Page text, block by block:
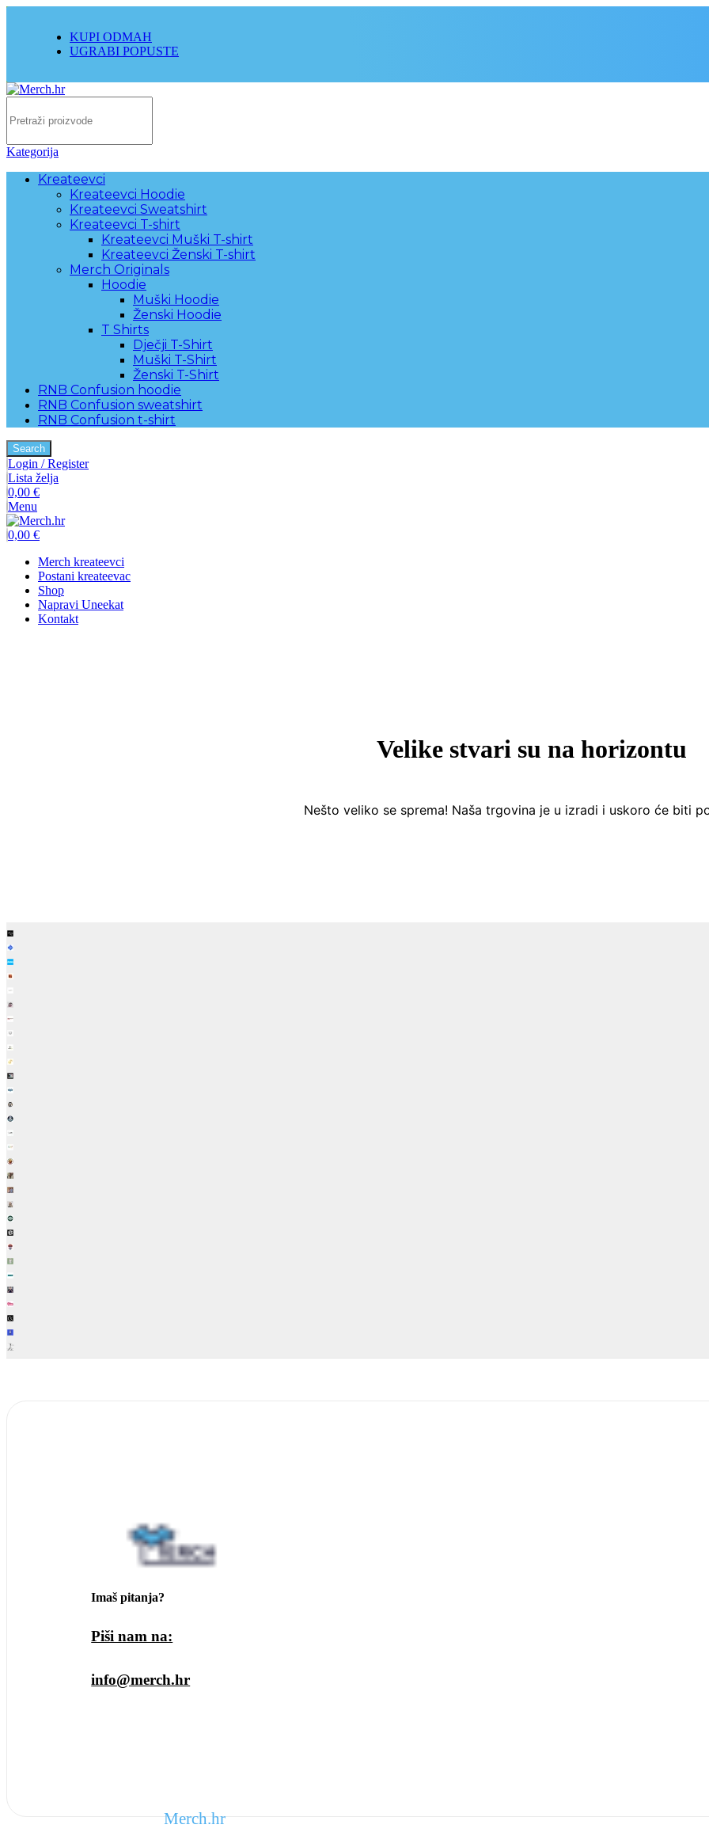
KUPI ODMAH
UGRABI POPUSTE
Kategorija
Kreateevci
Kreateevci Hoodie
Kreateevci Sweatshirt
Kreateevci T-shirt
Kreateevci Muški T-shirt
Kreateevci Ženski T-shirt
Merch Originals
Hoodie
Muški Hoodie
Ženski Hoodie
T Shirts
Dječji T-Shirt
Muški T-Shirt
Ženski T-Shirt
RNB Confusion hoodie
RNB Confusion sweatshirt
RNB Confusion t-shirt
Search
Login / Register
Lista želja
0,00 €
Menu
0,00 €
Merch kreateevci
Postani kreateevac
Shop
Napravi Uneekat
Kontakt
Velike stvari su na horizontu
Nešto veliko se sprema! Naša trgovina je u izradi i uskoro će biti
Imaš pitanja?
Piši nam na:
info@merch.hr
Merch.hr